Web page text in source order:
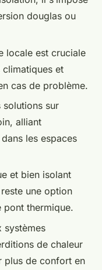
douglas ou
locale est cruciale
climatiques et
cas de problème.
solutions sur
alliant
les espaces
et bien isolant
une option
pont thermique.
systèmes
de chaleur
plus de confort en